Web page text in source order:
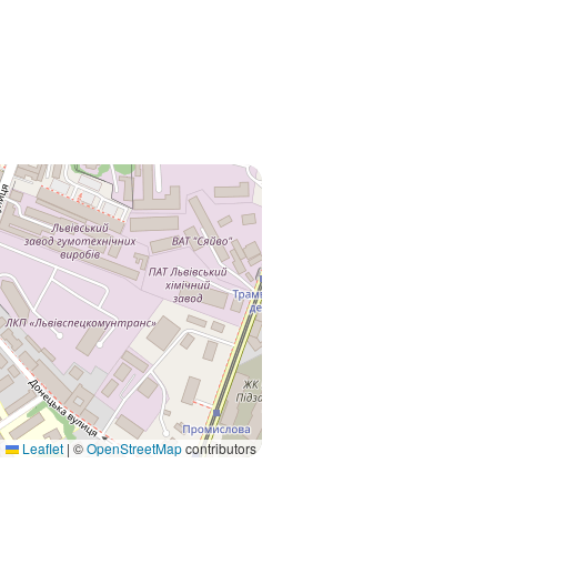
Leaflet | ©OpenStreetMapcontributors